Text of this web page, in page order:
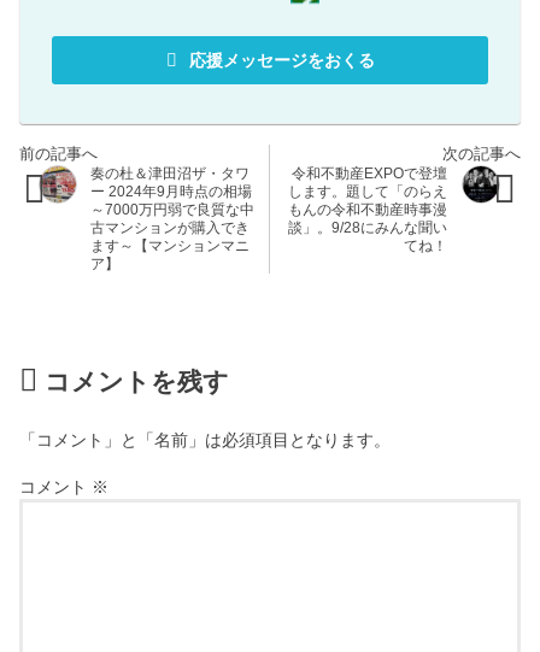
応援メッセージをおくる
奏の杜＆津田沼ザ・タワ
ー 2024年9月時点の相場
～7000万円弱で良質な中
古マンションが購入でき
ます～【マンションマニ
ア】
令和不動産EXPOで登壇
します。題して「のらえ
もんの令和不動産時事漫
談」。9/28にみんな聞い
てね！
コメントを残す
「コメント」と「名前」は必須項目となります。
コメント ※